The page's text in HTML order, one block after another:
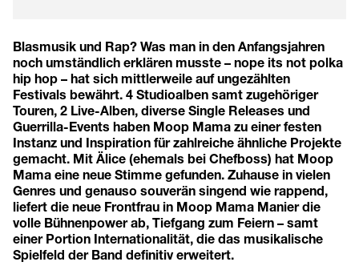
Blasmusik und Rap? Was man in den Anfangsjahren
noch umständlich erklären musste – nope its not polka
hip hop – hat sich mittlerweile auf ungezählten
Festivals bewährt. 4 Studioalben samt zugehöriger
Touren, 2 Live-Alben, diverse Single Releases und
Guerrilla-Events haben Moop Mama zu einer festen
Instanz und Inspiration für zahlreiche ähnliche Projekte
gemacht. Mit Älice (ehemals bei Chefboss) hat Moop
Mama eine neue Stimme gefunden. Zuhause in vielen
Genres und genauso souverän singend wie rappend,
liefert die neue Frontfrau in Moop Mama Manier die
volle Bühnenpower ab, Tiefgang zum Feiern – samt
einer Portion Internationalität, die das musikalische
Spielfeld der Band definitiv erweitert.